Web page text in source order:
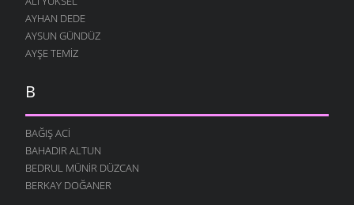
AYHAN DEDE
AYSUN GÜNDÜZ
AYŞE TEMIZ
B
BAĞIŞ ACI
BAHADIR ALTUN
BEDRUL MÜNIR DÜZCAN
BERKAY DOĞANER